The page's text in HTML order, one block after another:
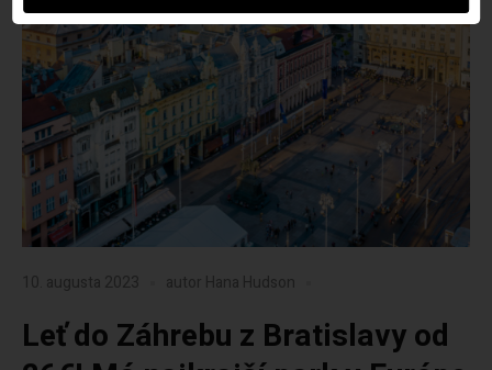
10. augusta 2023 autor Hana Hudson
Leť do Záhrebu z Bratislavy od